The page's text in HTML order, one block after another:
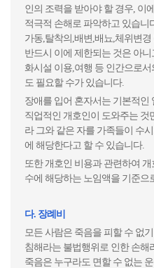
인의 조력을 받아야 할 경우, 이
적극적 손해로 파악하고 있습니
가동,탈착의,배변,배뇨,체위변
반드시 이에 제한되는 것은 아
화시설 이용,여행 등 인간으로
도 필요할 수가 있습니다.
장애를 입어 혼자서는 기본적인
직업적인 개호인이 도와주는 것
라 그와 같은 자를 가족들이 수
에 해당한다고 할 수 있습니다.
또한 개호인 비용과 관련하여
수에 해당하는 노임액을 기준으
다. 장례비
모든 사람은 죽음을 피할 수 없
침해라는 불법행위로 인한 손해
죽음은 누구라도 면할 수 없는